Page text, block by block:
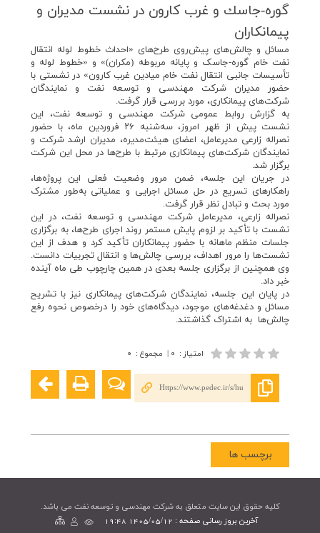
گوره-جاسك و غرب كارون در نشست مدیران و
پیمانكاران
مسائل و چالش‌های پیش‌روی طرح‌های «احداث خطوط لوله انتقال
نفت خام گوره-جاسک و پایانه مربوطه (مکران)» و «خطوط لوله و
تأسیسات جانبی انتقال نفت خام میادین غرب کارون» در نشستی با
حضور مدیران شرکت مهندسی و توسعه نفت و نمایندگان
شرکت‌های پیمانکاری، مورد بررسی قرار گرفت.
به گزارش روابط عمومی شرکت مهندسی و توسعه نفت، این
نشست پیش از ظهر امروز، سه‌شنبه ۲۶ فروردین ماه، با حضور
نصراله زارعی مدیرعامل، اعضای هیئت‌مدیره، مدیران ارشد شرکت و
نمایندگان شرکت‌های پیمانکاری مرتبط با طرح‌ها در محل این شرکت
برگزار شد.
در جریان این جلسه، ضمن مرور وضعیت فعلی این پروژه‌ها،
راهکارهای تسریع در حل مسائل اجرایی و عملیاتی به‌طور مشترک
مورد بحث و تبادل نظر قرار گرفت.
نصراله زارعی، مدیرعامل شرکت مهندسی و توسعه نفت، در این
نشست با تأکید بر لزوم پایش مستمر روند اجرای طرح‌ها، به برگزاری
جلسات منظم ماهانه با حضور پیمانکاران تأکید کرد و هدف از این
نشست‌ها را مرور اهداف، بررسی چالش‌ها و انتقال تجربیات دانست.
وی همچنین از برگزاری جلسه بعدی در همین چارچوب طی ماه آینده
خبر داد.
در پایان این جلسه، نمایندگان شرکت‌های پیمانکاری نیز با تشریح
مسائل و دغدغه‌های موجود، دیدگاه‌های خود را درخصوص نحوه رفع
چالش‌ها به اشتراک گذاشتند.
امتیاز : ۰ | مجموع : ۰
Https://www.pedec.ir/s/hu
برچسب ها
کليه حقوق اين سايت متعلق به شرکت مهندسی و توسعه نفت می باشد.
آخرین بروز رسانی صفحه : 1405/05/12 19:48